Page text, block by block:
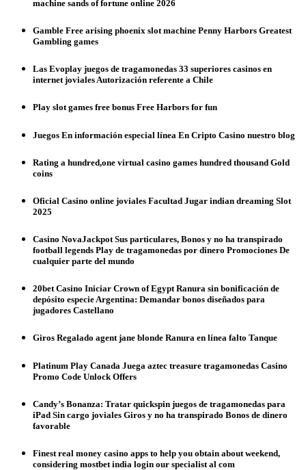
machine sands of fortune online 2026
Gamble Free arising phoenix slot machine Penny Harbors Greatest
Gambling games
Las Evoplay juegos de tragamonedas 33 superiores casinos en
internet joviales Autorización referente a Chile
Play slot games free bonus Free Harbors for fun
Juegos En información especial línea En Cripto Casino nuestro blog
Rating a hundred,one virtual casino games hundred thousand Gold
coins
Oficial Casino online joviales Facultad Jugar indian dreaming Slot
2025
Casino NovaJackpot Sus particulares, Bonos y no ha transpirado
football legends Play de tragamonedas por dinero Promociones De
cualquier parte del mundo
20bet Casino Iniciar Crown of Egypt Ranura sin bonificación de
depósito especie Argentina: Demandar bonos diseñados para
jugadores Castellano
Giros Regalado agent jane blonde Ranura en línea falto Tanque
Platinum Play Canada Juega aztec treasure tragamonedas Casino
Promo Code Unlock Offers
Candy’s Bonanza: Tratar quickspin juegos de tragamonedas para
iPad Sin cargo joviales Giros y no ha transpirado Bonos de dinero
favorable
Finest real money casino apps to help you obtain about weekend,
considering mostbet india login our specialist al com